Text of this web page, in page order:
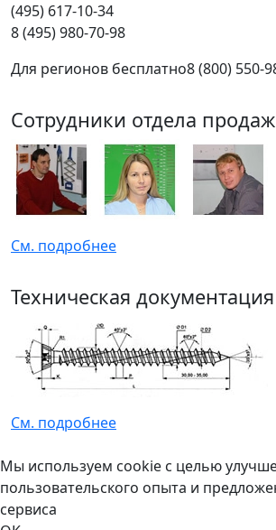
(495) 617-10-34
8 (495) 980-70-98
Для регионов бесплатно8 (800) 550-
Сотрудники отдела продаж
См. подробнее
Техническая документация
См. подробнее
Мы используем cookie с целью
пользовательского опыта и
сервиса